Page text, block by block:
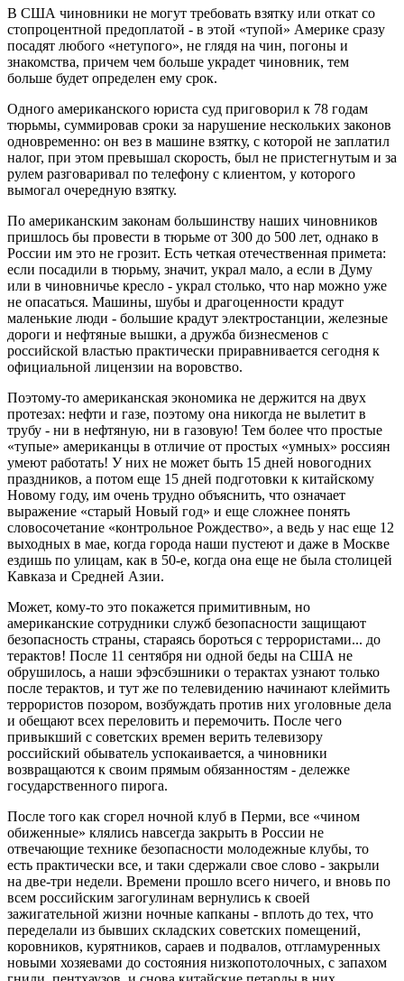
В США чиновники не могут требовать взятку или откат со
стопроцентной предоплатой - в этой «тупой» Америке сразу
посадят любого «нетупого», не глядя на чин, погоны и
знакомства, причем чем больше украдет чиновник, тем
больше будет определен ему срок.
Одного американского юриста суд приговорил к 78 годам
тюрьмы, суммировав сроки за нарушение нескольких законов
одновременно: он вез в машине взятку, с которой не заплатил
налог, при этом превышал скорость, был не пристегнутым и за
рулем разговаривал по телефону с клиентом, у которого
вымогал очередную взятку.
По американским законам большинству наших чиновников
пришлось бы провести в тюрьме от 300 до 500 лет, однако в
России им это не грозит. Есть четкая отечественная примета:
если посадили в тюрьму, значит, украл мало, а если в Думу
или в чиновничье кресло - украл столько, что нар можно уже
не опасаться. Машины, шубы и драгоценности крадут
маленькие люди - большие крадут электростанции, железные
дороги и нефтяные вышки, а дружба бизнесменов с
российской властью практически приравнивается сегодня к
официальной лицензии на воровство.
Поэтому-то американская экономика не держится на двух
протезах: нефти и газе, поэтому она никогда не вылетит в
трубу - ни в нефтяную, ни в газовую! Тем более что простые
«тупые» американцы в отличие от простых «умных» россиян
умеют работать! У них не может быть 15 дней новогодних
праздников, а потом еще 15 дней подготовки к китайскому
Новому году, им очень трудно объяснить, что означает
выражение «старый Новый год» и еще сложнее понять
словосочетание «контрольное Рождество», а ведь у нас еще 12
выходных в мае, когда города наши пустеют и даже в Москве
ездишь по улицам, как в 50-е, когда она еще не была столицей
Кавказа и Средней Азии.
Может, кому-то это покажется примитивным, но
американские сотрудники служб безопасности защищают
безопасность страны, стараясь бороться с террористами... до
терактов! После 11 сентября ни одной беды на США не
обрушилось, а наши эфэсбэшники о терактах узнают только
после терактов, и тут же по телевидению начинают клеймить
террористов позором, возбуждать против них уголовные дела
и обещают всех переловить и перемочить. После чего
привыкший с советских времен верить телевизору
российский обыватель успокаивается, а чиновники
возвращаются к своим прямым обязанностям - дележке
государственного пирога.
После того как сгорел ночной клуб в Перми, все «чином
обиженные» клялись навсегда закрыть в России не
отвечающие технике безопасности молодежные клубы, то
есть практически все, и таки сдержали свое слово - закрыли
на две-три недели. Времени прошло всего ничего, и вновь по
всем российским загогулинам вернулись к своей
зажигательной жизни ночные капканы - вплоть до тех, что
переделали из бывших складских советских помещений,
коровников, курятников, сараев и подвалов, отгламуренных
новыми хозяевами до состояния низкопотолочных, с запахом